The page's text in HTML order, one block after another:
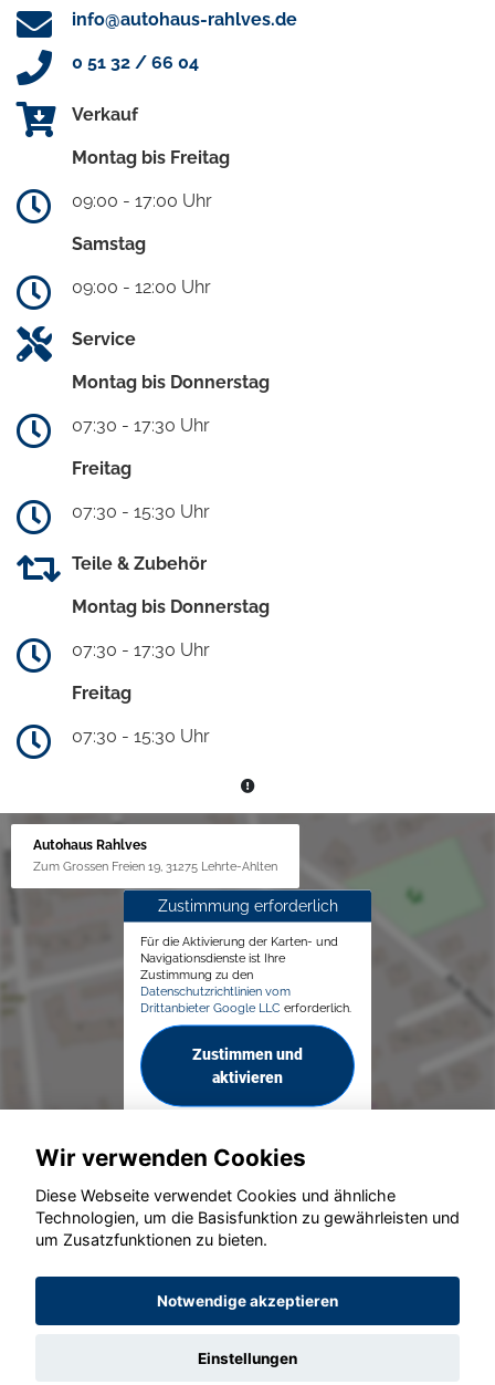
info@autohaus-rahlves.de
0 51 32 / 66 04
Verkauf
Montag bis Freitag
09:00 - 17:00 Uhr
Samstag
09:00 - 12:00 Uhr
Service
Montag bis Donnerstag
07:30 - 17:30 Uhr
Freitag
07:30 - 15:30 Uhr
Teile & Zubehör
Montag bis Donnerstag
07:30 - 17:30 Uhr
Freitag
07:30 - 15:30 Uhr
Autohaus Rahlves
Zum Grossen Freien 19, 31275 Lehrte-Ahlten
Zustimmung erforderlich
Für die Aktivierung der Karten- und
Navigationsdienste ist Ihre
Zustimmung zu den
Datenschutzrichtlinien vom
Drittanbieter Google LLC erforderlich.
Zustimmen und
aktivieren
© konjunkturmotor.de GmbH 2020 - 2026
Wir verwenden Cookies
Diese Webseite verwendet Cookies und ähnliche
Technologien, um die Basisfunktion zu gewährleisten und
um Zusatzfunktionen zu bieten.
Notwendige akzeptieren
Einstellungen